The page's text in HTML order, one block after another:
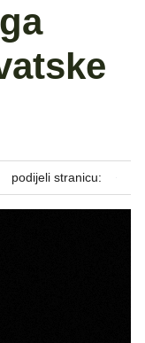
podijeli stranicu: